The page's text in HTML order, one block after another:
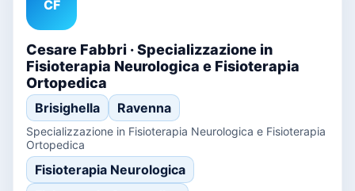
CF
Cesare Fabbri · Specializzazione in
Fisioterapia Neurologica e Fisioterapia
Ortopedica
Brisighella Ravenna
Specializzazione in Fisioterapia Neurologica e Fisioterapia
Ortopedica
Fisioterapia Neurologica